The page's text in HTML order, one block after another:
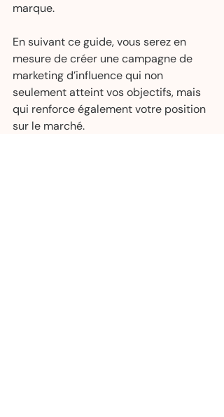
marque.
En suivant ce guide, vous serez en
mesure de créer une campagne de
marketing d’influence qui non
seulement atteint vos objectifs, mais
qui renforce également votre position
sur le marché.